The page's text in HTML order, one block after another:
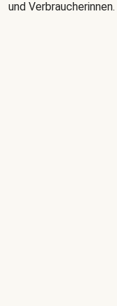
und Verbraucherinnen.